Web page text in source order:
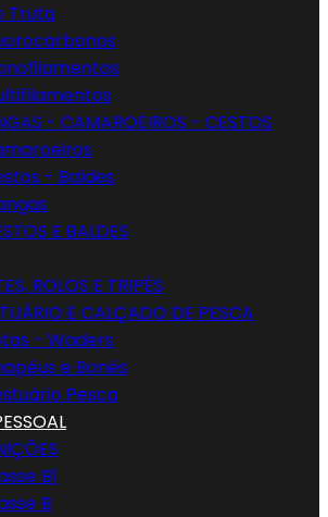
Truta
- CAMAROEIROS - CESTOS
- Baldes
E BALDES
ROLOS E TRIPÉS
E CALÇADO DE PESCA
- Waders
e Bonés
Pesca
B1
B